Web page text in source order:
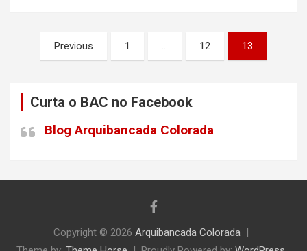
Paginação
Previous 1 … 12 13
Curta o BAC no Facebook
Blog Arquibancada Colorada
Copyright © 2026 Arquibancada Colorada